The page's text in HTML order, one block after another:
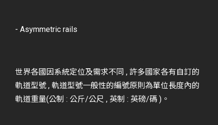
- Asymmetric rails
世界各國因系統定位及需求不同 , 許多國家各有自訂的
軌道型號 , 軌道型號一般性的編號原則為單位長度內的
軌道重量(公制 : 公斤/公尺 , 英制 : 英磅/碼 )。